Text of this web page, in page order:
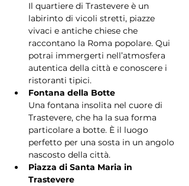
Il quartiere di Trastevere è un
labirinto di vicoli stretti, piazze
vivaci e antiche chiese che
raccontano la Roma popolare. Qui
potrai immergerti nell’atmosfera
autentica della città e conoscere i
ristoranti tipici.
Fontana della Botte
Una fontana insolita nel cuore di
Trastevere, che ha la sua forma
particolare a botte. È il luogo
perfetto per una sosta in un angolo
nascosto della città.
Piazza di Santa Maria in
Trastevere